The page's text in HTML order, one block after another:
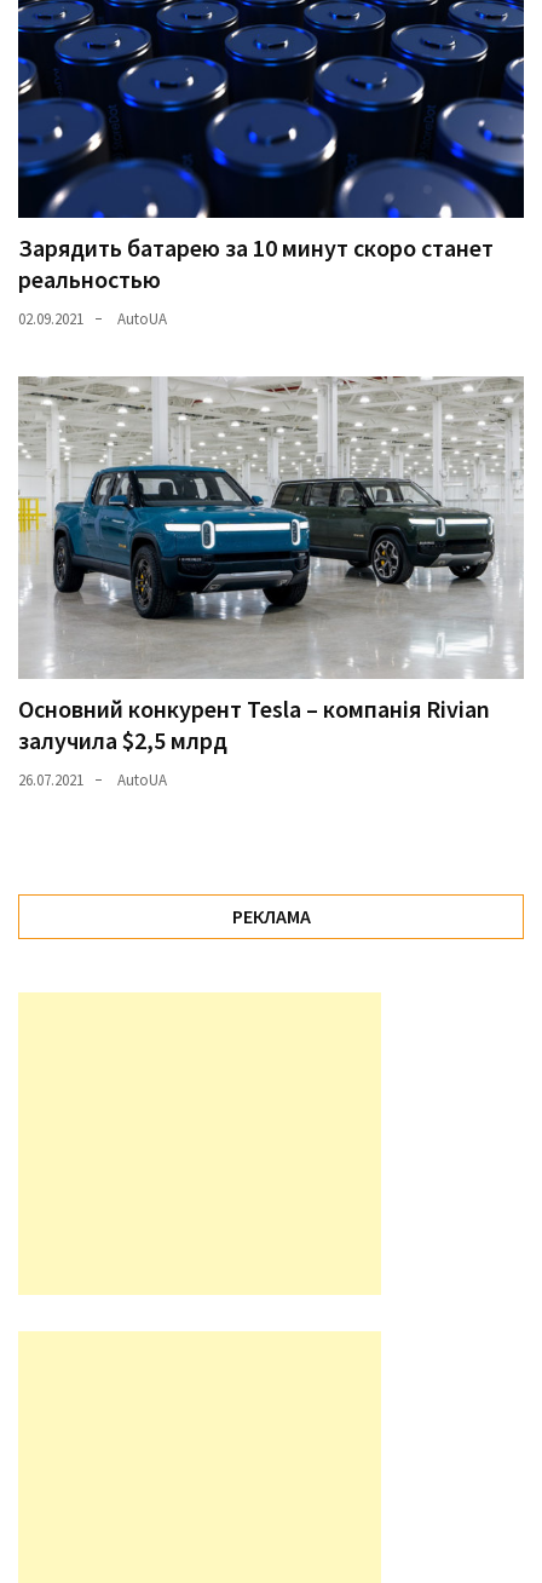
Зарядить батарею за 10 минут скоро станет
реальностью
02.09.2021 AutoUA
Основний конкурент Tesla – компанія Rivian
залучила $2,5 млрд
26.07.2021 AutoUA
РЕКЛАМА